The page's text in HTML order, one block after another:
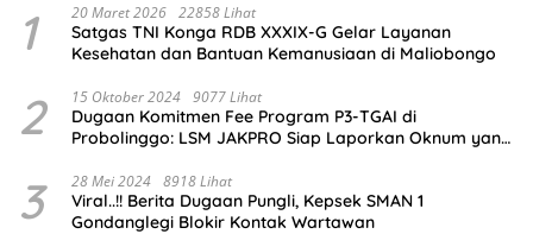
1 20 Maret 2026 22858 Lihat
Satgas TNI Konga RDB XXXIX-G Gelar Layanan
Kesehatan dan Bantuan Kemanusiaan di Maliobongo
2 15 Oktober 2024 9077 Lihat
Dugaan Komitmen Fee Program P3-TGAI di
Probolinggo: LSM JAKPRO Siap Laporkan Oknum yang
3 28 Mei 2024 8918 Lihat
Viral..!! Berita Dugaan Pungli, Kepsek SMAN 1
Gondanglegi Blokir Kontak Wartawan